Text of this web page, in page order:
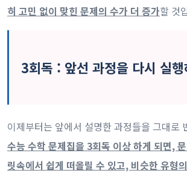
히 고민 없이 맞힌 문제의 수가 더 증가할 것
3회독 : 앞선 과정을 다시 실
이제부터는 앞에서 설명한 과정들을 그대로
수능 수학 문제집을 3회독 이상 하게 되면,
릿속에서 쉽게 떠올릴 수 있고, 비슷한 유형